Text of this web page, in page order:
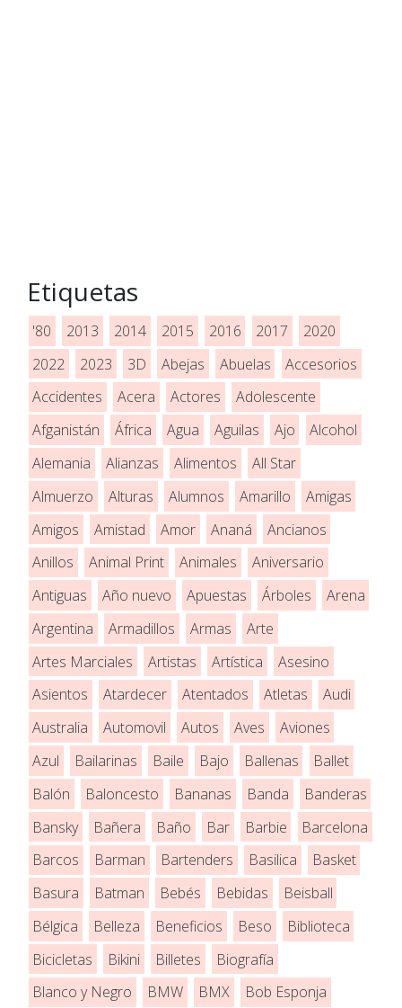
Etiquetas
'80 2013 2014 2015 2016 2017
2020
2022
2023 3D Abejas Abuelas
Accesorios
Accidentes
Acera Actores
Adolescente
Afganistán
África Agua Aguilas Ajo
Alcohol
Alemania
Alianzas Alimentos
All Star
Almuerzo
Alturas Alumnos Amarillo
Amigas
Amigos
Amistad Amor Ananá
Ancianos
Anillos
Animal Print Animales
Aniversario
Antiguas
Año nuevo Apuestas Árboles
Arena
Argentina
Armadillos Armas
Arte
Artes Marciales
Artistas Artística
Asesino
Asientos
Atardecer Atentados Atletas
Audi
Australia
Automovil Autos Aves
Aviones
Azul
Bailarinas Baile Bajo Ballenas
Ballet
Balón
Baloncesto Bananas Banda
Banderas
Bansky
Bañera Baño Bar Barbie
Barcelona
Barcos
Barman Bartenders Basilica
Basket
Basura
Batman Bebés Bebidas
Beisball
Bélgica
Belleza Beneficios Beso
Biblioteca
Bicicletas
Bikini Billetes
Biografía
Blanco y Negro
BMW BMX
Bob Esponja